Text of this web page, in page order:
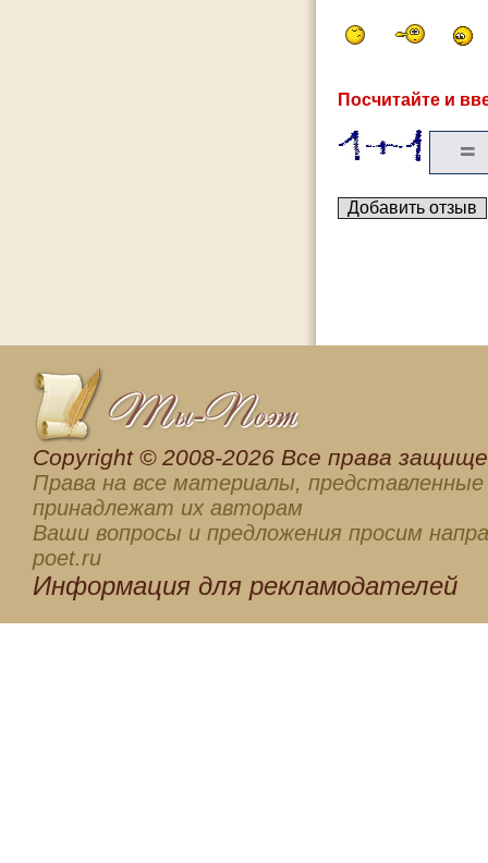
Посчитайте и
Сopyright © 2008-2026 Все права
Права на все материалы, представленные
принадлежат их авторам
Ваши вопросы и предложения просим
poet.ru
Информация для рекламодателей